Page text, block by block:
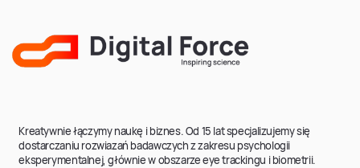
Kreatywnie łączymy naukę i biznes. Od 15 lat specjalizujemy się
dostarczaniu rozwiazań badawczych z zakresu psychologii
eksperymentalnej, głównie w obszarze eye trackingu i biometrii.